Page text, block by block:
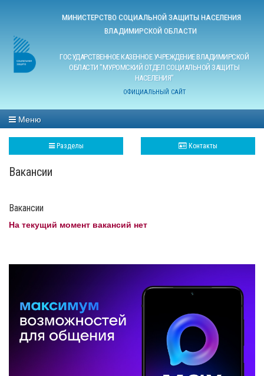
МИНИСТЕРСТВО СОЦИАЛЬНОЙ ЗАЩИТЫ НАСЕЛЕНИЯ
ВЛАДИМИРСКОЙ ОБЛАСТИ
ГОСУДАРСТВЕННОЕ КАЗЕННОЕ УЧРЕЖДЕНИЕ ВЛАДИМИРСКОЙ
ОБЛАСТИ "МУРОМСКИЙ ОТДЕЛ СОЦИАЛЬНОЙ ЗАЩИТЫ
НАСЕЛЕНИЯ"
ОФИЦИАЛЬНЫЙ САЙТ
Меню
Разделы Контакты
Вакансии
Вакансии
На текущий момент вакансий нет